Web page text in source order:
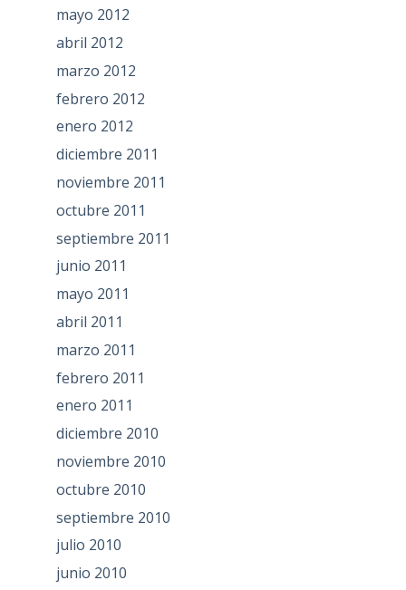
mayo 2012
abril 2012
marzo 2012
febrero 2012
enero 2012
diciembre 2011
noviembre 2011
octubre 2011
septiembre 2011
junio 2011
mayo 2011
abril 2011
marzo 2011
febrero 2011
enero 2011
diciembre 2010
noviembre 2010
octubre 2010
septiembre 2010
julio 2010
junio 2010